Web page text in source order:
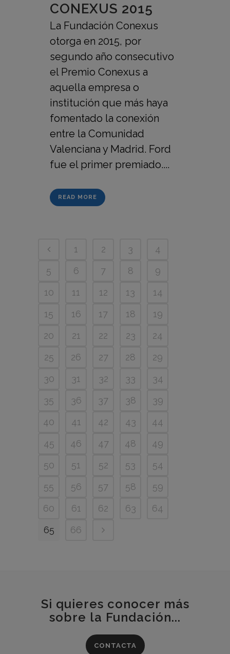
CONEXUS 2015
La Fundación Conexus
otorga en 2015, por
segundo año consecutivo
el Premio Conexus a
aquella empresa o
institución que más haya
fomentado la conexión
entre la Comunidad
Valenciana y Madrid. Ford
fue el primer premiado....
READ MORE
1 2 3
4
5
6 7 8
9
10
11 12 13
14
15
16 17 18
19
20
21 22 23
24
25
26 27 28
29
30
31 32 33
34
35
36 37 38
39
40
41 42 43
44
45
46 47 48
49
50
51 52 53
54
55
56 57 58
59
60
61 62 63
64
65
66
Si quieres conocer más
sobre la Fundación...
CONTACTA